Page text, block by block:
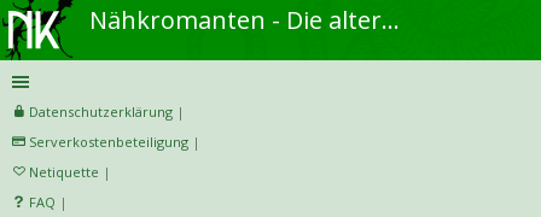
Nähkromanten - Die alternative Näh- und DIY-Community
Datenschutzerklärung |
Serverkostenbeteiligung |
Netiquette |
FAQ |